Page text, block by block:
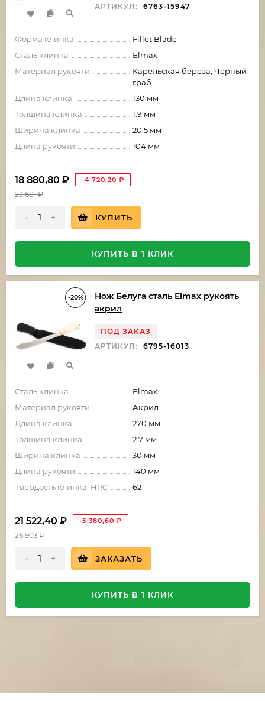
АРТИКУЛ: 6763-15947
Форма клинка
Fillet Blade
Сталь клинка
Elmax
Материал рукояти
Карельская береза, Черный
граб
Длина клинка
130 мм
Толщина клинка
1.9 мм
Ширина клинка
20.5 мм
Длина рукояти
104 мм
18 880,80 ₽ -4 720,20 ₽
23 601₽
- + КУПИТЬ
КУПИТЬ В 1 КЛИК
-20%
Нож Белуга сталь Elmax рукоять
акрил
ПОД ЗАКАЗ
АРТИКУЛ:
6795-16013
Сталь клинка
Elmax
Материал рукояти
Акрил
Длина клинка
270 мм
Толщина клинка
2.7 мм
Ширина клинка
30 мм
Длина рукояти
140 мм
Твёрдость клинка, HRC
62
21 522,40 ₽ -5 380,60 ₽
26 903₽
- + ЗАКАЗАТЬ
КУПИТЬ В 1 КЛИК